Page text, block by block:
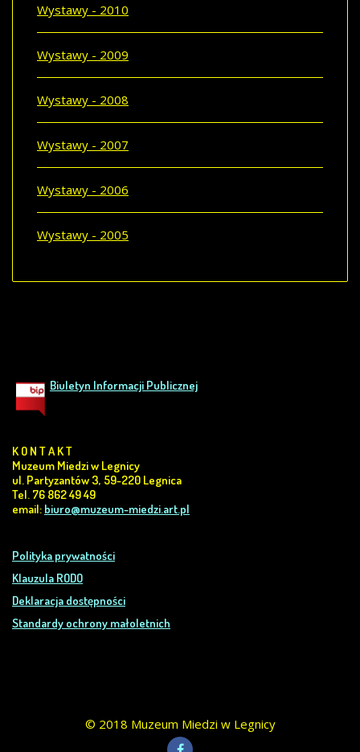
Wystawy - 2010
Wystawy - 2009
Wystawy - 2008
Wystawy - 2007
Wystawy - 2006
Wystawy - 2005
Biuletyn Informacji Publicznej
K O N T A K T
Muzeum Miedzi w Legnicy
ul. Partyzantów 3, 59-220 Legnica
Tel. 76 862 49 49
email: biuro@muzeum-miedzi.art.pl
Polityka prywatności
Klauzula RODO
Deklaracja dostępności
Standardy ochrony małoletnich
© 2018 Muzeum Miedzi w Legnicy